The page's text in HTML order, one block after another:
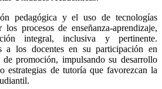
pedagógica y el uso de tecnologías
procesos de enseñanza-aprendizaje,
integral, inclusiva y pertinente.
a los docentes en su participación en
promoción, impulsando su desarrollo
estrategias de tutoría que favorezcan la